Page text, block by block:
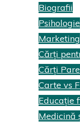
Biografii
Psihologie
Marketing
Cărți
Cărți
Carte vs
Educație
Medicină